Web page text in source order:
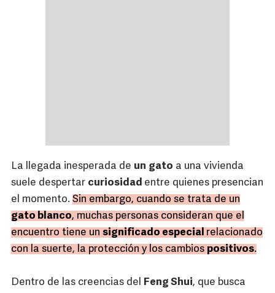
La llegada inesperada de un gato a una vivienda
suele despertar curiosidad entre quienes presencian
el momento. Sin embargo, cuando se trata de un
gato blanco, muchas personas consideran que el
encuentro tiene un significado especial relacionado
con la suerte, la protección y los cambios positivos.
Dentro de las creencias del Feng Shui, que busca